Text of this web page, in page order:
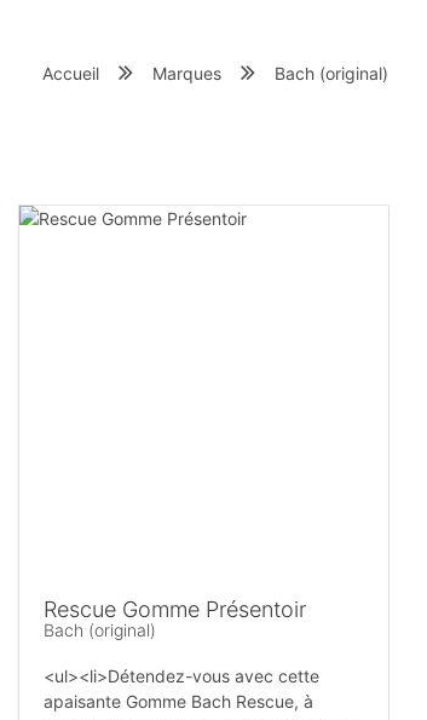
Accueil Marques Bach (original)
Rescue Gomme Présentoir
Bach (original)
<ul><li>Détendez-vous avec cette
apaisante Gomme Bach Rescue, à